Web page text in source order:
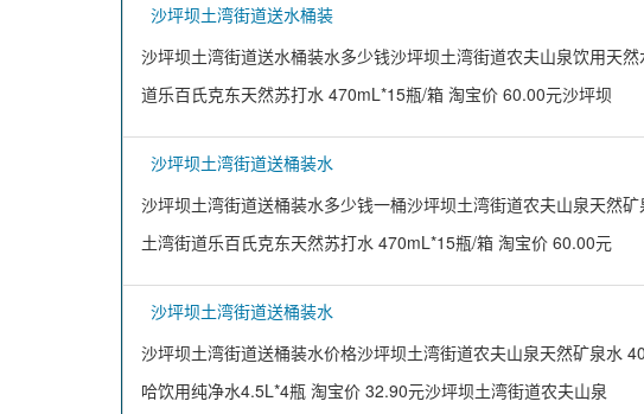
沙坪坝土湾街道送水桶装
沙坪坝土湾街道送水桶装水多少钱沙坪坝土湾街道农夫山泉饮用天
道乐百氏克东天然苏打水 470mL*15瓶/箱 淘宝价 60.00元沙坪坝
沙坪坝土湾街道送桶装水
沙坪坝土湾街道送桶装水多少钱一桶沙坪坝土湾街道农夫山泉天然
土湾街道乐百氏克东天然苏打水 470mL*15瓶/箱 淘宝价 60.00元
沙坪坝土湾街道送桶装水
沙坪坝土湾街道送桶装水价格沙坪坝土湾街道农夫山泉天然矿泉水
哈饮用纯净水4.5L*4瓶 淘宝价 32.90元沙坪坝土湾街道农夫山泉